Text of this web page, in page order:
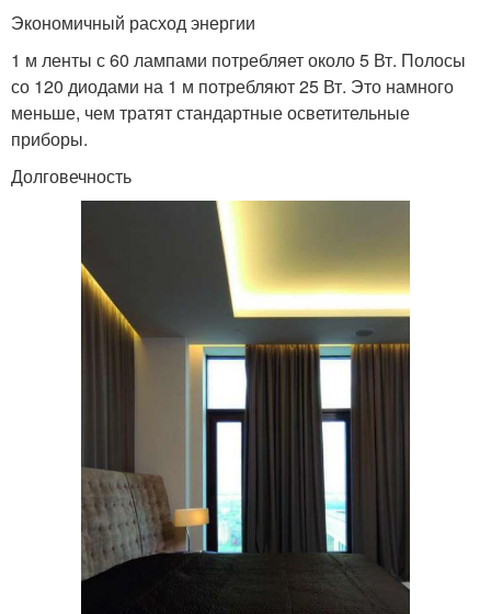
Экономичный расход энергии
1 м ленты с 60 лампами потребляет около 5 Вт. Полосы
со 120 диодами на 1 м потребляют 25 Вт. Это намного
меньше, чем тратят стандартные осветительные
приборы.
Долговечность